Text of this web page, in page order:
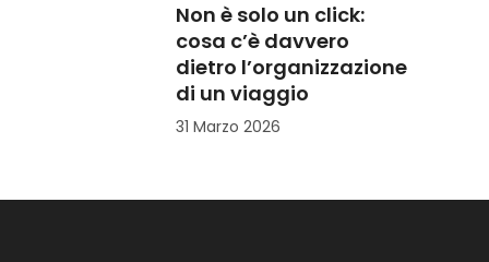
Non è solo un click:
cosa c’è davvero
dietro l’organizzazione
di un viaggio
31 Marzo 2026